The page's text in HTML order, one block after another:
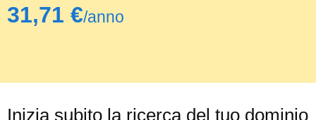
‪31,71 €‬/anno
Inizia subito la ricerca del tuo dominio